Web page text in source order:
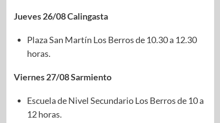
Jueves 26/08 Calingasta
Plaza San Martín Los Berros de 10.30 a 12.30
horas.
Viernes 27/08 Sarmiento
Escuela de Nivel Secundario Los Berros de 10 a
12 horas.